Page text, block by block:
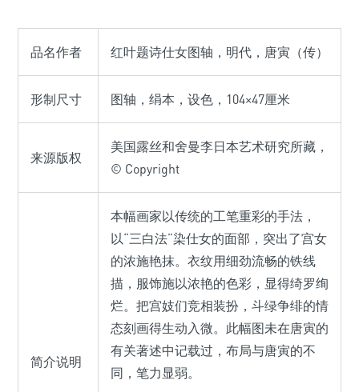
品名作者 红叶题诗仕女图轴，明代，唐寅（传）
形制尺寸 图轴，绢本，设色，104×47厘米
来源版权
美国露丝和舍曼李日本艺术研究所藏，
© Copyright
简介说明
本幅画家以传统的工笔重彩的手法，
以“三白法”染仕女的面部，突出了宫女
的浓施艳抹。衣纹用细劲流畅的铁线
描，服饰施以浓艳的色彩，显得绮罗绚
烂。把宫妓们竞相装扮，斗绿争绯的情
态刻画得生动入微。此幅图未在唐寅的
有关著述中记载过，布局与唐寅的不
同，笔力显弱。